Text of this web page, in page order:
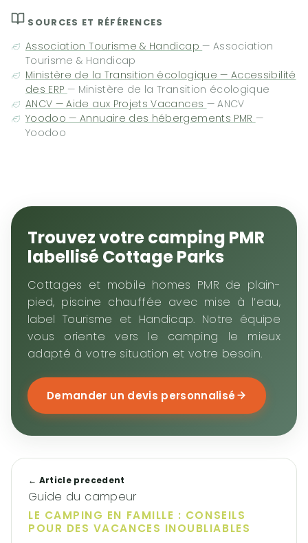
SOURCES ET RÉFÉRENCES
Association Tourisme & Handicap— Association
Tourisme & Handicap
Ministère de la Transition écologique — Accessibilité
des ERP — Ministère de la Transition écologique
ANCV — Aide aux Projets Vacances — ANCV
Yoodoo — Annuaire des hébergements PMR —
Yoodoo
Trouvez votre camping PMR
labellisé Cottage Parks
Cottages et mobile homes PMR de plain-
pied, piscine chauffée avec mise à l’eau,
label Tourisme et Handicap. Notre équipe
vous oriente vers le camping le mieux
adapté à votre situation et votre besoin.
Demander un devis personnalisé
← Article precedent
Guide du campeur
LE CAMPING EN FAMILLE : CONSEILS
POUR DES VACANCES INOUBLIABLES